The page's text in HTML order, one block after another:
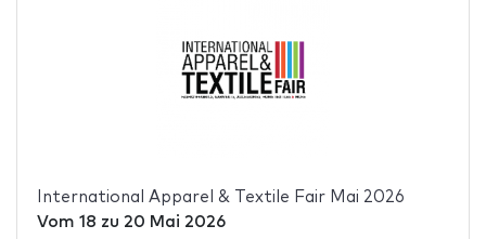
International Apparel & Textile Fair Mai 2026
Vom 18 zu 20 Mai 2026